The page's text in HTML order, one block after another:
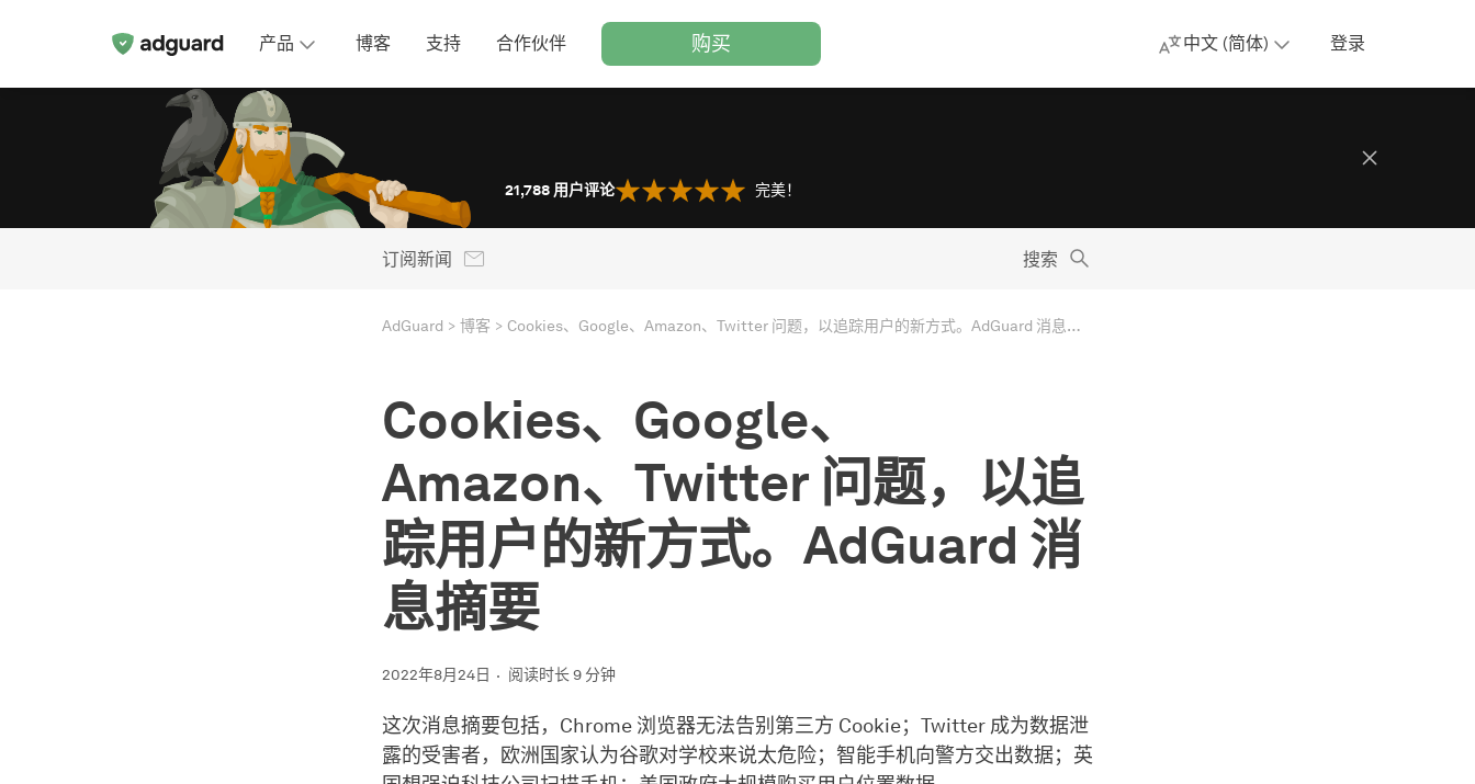
产品 博客 支持 合作伙伴 购买 中文 (简体) 登录
21,788 用户评论 完美！
订阅新闻 搜索
AdGuard 博客 Cookies、Google、Amazon、Twitter 问题，以追踪用户的新方式。AdGuard 消息摘要
Cookies、Google、
Amazon、Twitter 问题，以追
踪用户的新方式。AdGuard 消
息摘要
2022年8月24日 阅读时长 9 分钟
这次消息摘要包括，Chrome 浏览器无法告别第三方 Cookie；Twitter 成为数据泄
露的受害者，欧洲国家认为谷歌对学校来说太危险；智能手机向警方交出数据；英